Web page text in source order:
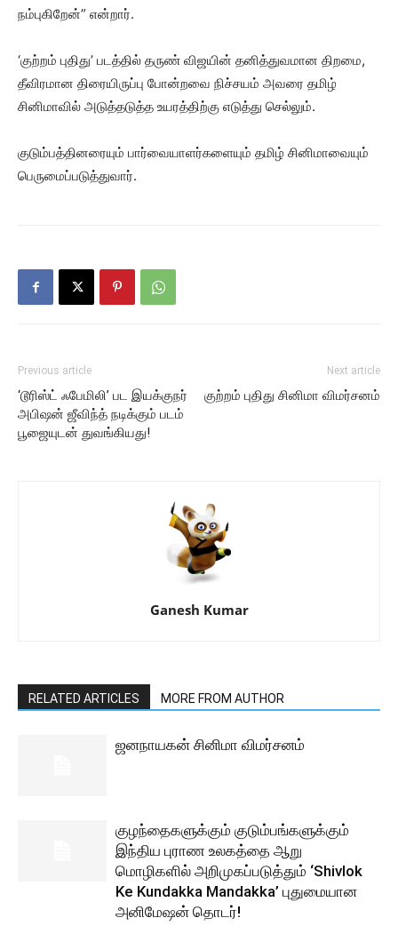
நம்புகிறேன்” என்றார்.
‘குற்றம் புதிது’ படத்தில் தருண் விஜயின் தனித்துவமான திறமை,
தீவிரமான திரையிருப்பு போன்றவை நிச்சயம் அவரை தமிழ்
சினிமாவில் அடுத்தடுத்த உயரத்திற்கு எடுத்து செல்லும்.
குடும்பத்தினரையும் பார்வையாளர்களையும் தமிழ் சினிமாவையும்
பெருமைப்படுத்துவார்.
Previous article
‘டூரிஸ்ட் ஃபேமிலி’ பட இயக்குநர்
அபிஷன் ஜீவிந்த் நடிக்கும் படம்
பூஜையுடன் துவங்கியது!
Next article
குற்றம் புதிது சினிமா விமர்சனம்
Ganesh Kumar
RELATED ARTICLES MORE FROM AUTHOR
ஜனநாயகன் சினிமா விமர்சனம்
குழந்தைகளுக்கும் குடும்பங்களுக்கும்
இந்திய புராண உலகத்தை ஆறு
மொழிகளில் அறிமுகப்படுத்தும் ‘Shivlok
Ke Kundakka Mandakka’ புதுமையான
அனிமேஷன் தொடர்!